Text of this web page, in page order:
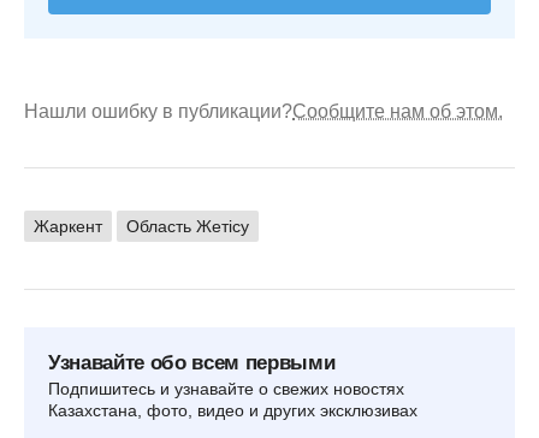
Нашли ошибку в публикации?Сообщите нам об этом.
Жаркент Область Жетісу
Узнавайте обо всем первыми
Подпишитесь и узнавайте о свежих новостях
Казахстана, фото, видео и других эксклюзивах